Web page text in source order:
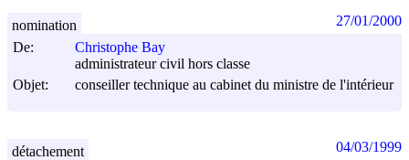
De:
Christophe Bay
administrateur civil hors classe
Objet:
conseiller technique au cabinet du ministre de l'intérieur
nomination 27/01/2000
détachement 04/03/1999